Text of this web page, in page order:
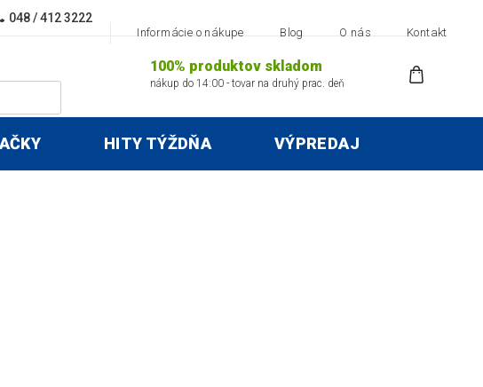
048 / 412 3222
100% produktov skladom
nákup do 14:00 - tovar na druhý prac. deň
HITY TÝŽDŇA VÝPREDAJ
Informácie o nákupe Blog O nás Kontakt